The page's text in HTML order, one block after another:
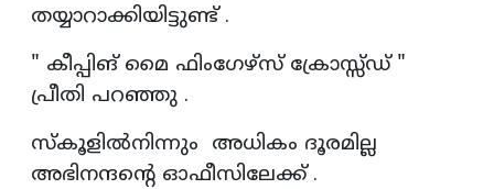
തയ്യാറാക്കിയിട്ടുണ്ട് .
" കീപ്പിങ് മൈ ഫിംഗേഴ്‌സ് ക്രോസ്സ്‌ഡ് "
പ്രീതി പറഞ്ഞു .
സ്കൂളിൽനിന്നും അധികം ദൂരമില്ല
അഭിനന്ദന്റെ ഓഫീസിലേക്ക് .